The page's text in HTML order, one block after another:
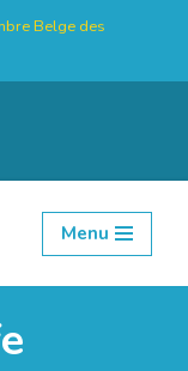
Belge des
Menu